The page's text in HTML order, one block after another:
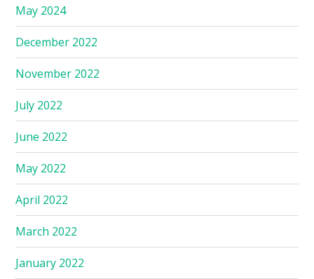
May 2024
December 2022
November 2022
July 2022
June 2022
May 2022
April 2022
March 2022
January 2022